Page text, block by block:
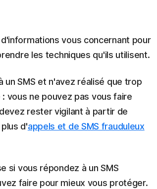
vous concernant pour
les techniques qu'ils utilisent.
SMS et n'avez réalisé que trop
vous ne pouvez pas vous faire
rester vigilant à partir de
d'appels et de SMS frauduleux
si vous répondez à un SMS
faire pour mieux vous protéger.